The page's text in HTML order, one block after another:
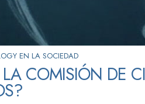
EN LA SOCIEDAD
COMISIÓN DE